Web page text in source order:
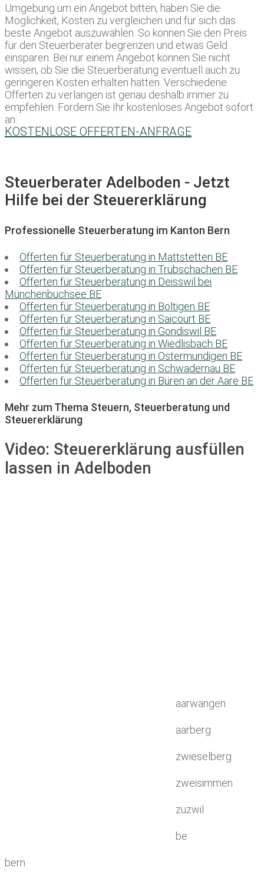
Umgebung um ein Angebot bitten, haben Sie die
Möglichkeit, Kosten zu vergleichen und für sich das
beste Angebot auszuwählen. So können Sie den Preis
für den Steuerberater begrenzen und etwas Geld
einsparen. Bei nur einem Angebot können Sie nicht
wissen, ob Sie die Steuerberatung eventuell auch zu
geringeren Kosten erhalten hätten. Verschiedene
Offerten zu verlangen ist genau deshalb immer zu
empfehlen. Fordern Sie Ihr kostenloses Angebot sofort
an:
KOSTENLOSE OFFERTEN-ANFRAGE
Steuerberater Adelboden - Jetzt
Hilfe bei der Steuererklärung
Professionelle Steuerberatung im Kanton Bern
Offerten für Steuerberatung in Mattstetten BE
Offerten für Steuerberatung in Trubschachen BE
Offerten für Steuerberatung in Deisswil bei
Münchenbuchsee BE
Offerten für Steuerberatung in Boltigen BE
Offerten für Steuerberatung in Saicourt BE
Offerten für Steuerberatung in Gondiswil BE
Offerten für Steuerberatung in Wiedlisbach BE
Offerten für Steuerberatung in Ostermundigen BE
Offerten für Steuerberatung in Schwadernau BE
Offerten für Steuerberatung in Büren an der Aare BE
Mehr zum Thema Steuern, Steuerberatung und
Steuererklärung
Video: Steuererklärung ausfüllen
lassen in Adelboden
aarwangen
aarberg
zwieselberg
zweisimmen
zuzwil
be
bern